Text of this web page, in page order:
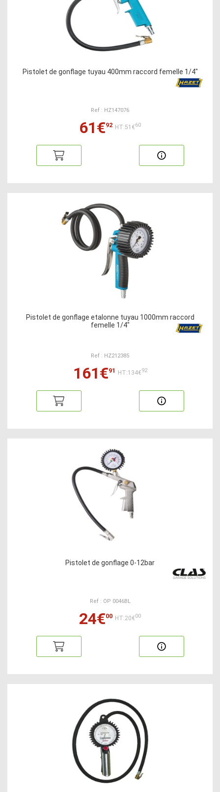
Pistolet de gonflage tuyau 400mm raccord femelle 1/4"
Ref : HZ147076
61€92 HT:51€60
Pistolet de gonflage etalonne tuyau 1000mm raccord
femelle 1/4"
Ref : HZ212385
161€91 HT:134€92
Pistolet de gonflage 0-12bar
Ref : OP 0046BL
24€00 HT:20€00